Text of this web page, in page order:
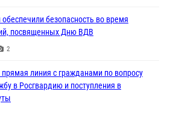
безопасность во время
посвященных Дню ВДВ
2
прямая линия с гражданами по вопросу
в Росгвардию и поступления в